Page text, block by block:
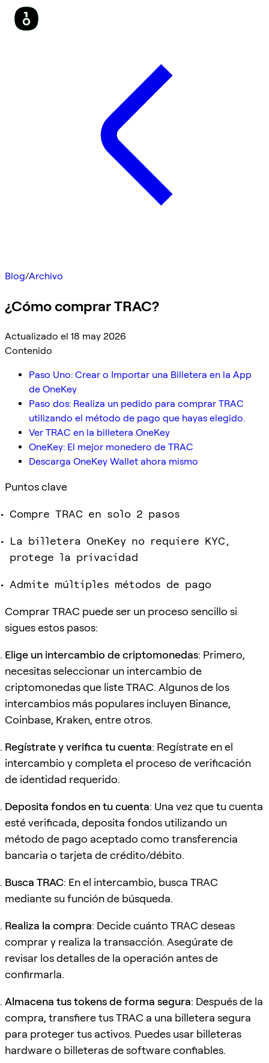
Blog/Archivo
¿Cómo comprar TRAC?
Actualizado el 18 may 2026
Contenido
Paso Uno: Crear o Importar una Billetera en la App
de OneKey
Paso dos: Realiza un pedido para comprar TRAC
utilizando el método de pago que hayas elegido.
Ver TRAC en la billetera OneKey
OneKey: El mejor monedero de TRAC
Descarga OneKey Wallet ahora mismo
Puntos clave
Compre TRAC en solo 2 pasos
La billetera OneKey no requiere KYC,
protege la privacidad
Admite múltiples métodos de pago
Comprar TRAC puede ser un proceso sencillo si
sigues estos pasos:
Elige un intercambio de criptomonedas: Primero,
necesitas seleccionar un intercambio de
criptomonedas que liste TRAC. Algunos de los
intercambios más populares incluyen Binance,
Coinbase, Kraken, entre otros.
Regístrate y verifica tu cuenta: Regístrate en el
intercambio y completa el proceso de verificación
de identidad requerido.
Deposita fondos en tu cuenta: Una vez que tu cuenta
esté verificada, deposita fondos utilizando un
método de pago aceptado como transferencia
bancaria o tarjeta de crédito/débito.
Busca TRAC: En el intercambio, busca TRAC
mediante su función de búsqueda.
Realiza la compra: Decide cuánto TRAC deseas
comprar y realiza la transacción. Asegúrate de
revisar los detalles de la operación antes de
confirmarla.
Almacena tus tokens de forma segura: Después de la
compra, transfiere tus TRAC a una billetera segura
para proteger tus activos. Puedes usar billeteras
hardware o billeteras de software confiables.